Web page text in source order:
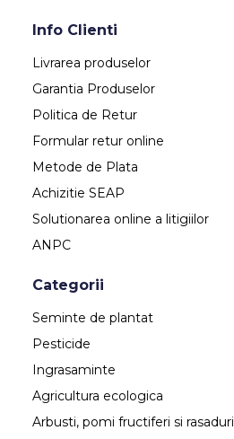
Info Clienti
Livrarea produselor
Garantia Produselor
Politica de Retur
Formular retur online
Metode de Plata
Achizitie SEAP
Solutionarea online a litigiilor
ANPC
Categorii
Seminte de plantat
Pesticide
Ingrasaminte
Agricultura ecologica
Arbusti, pomi fructiferi si rasaduri